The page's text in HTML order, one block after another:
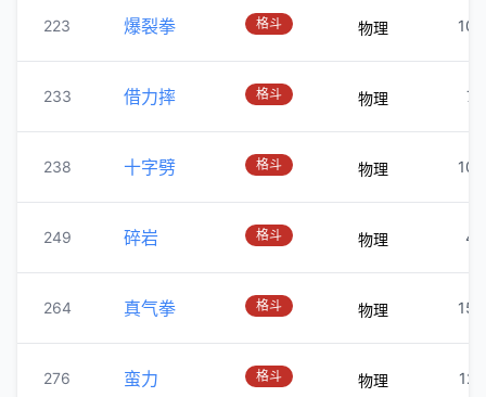
223 爆裂拳 格斗 物理 100
233 借力摔 格斗 物理 70
238 十字劈 格斗 物理 100
249 碎岩 格斗 物理 40
264 真气拳 格斗 物理 150
276 蛮力 格斗 物理 120